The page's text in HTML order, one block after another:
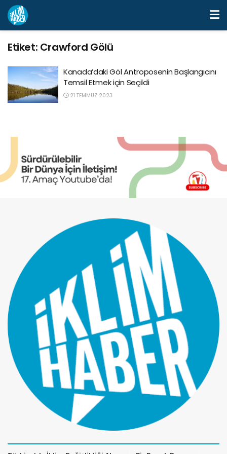
Etiket: Crawford Gölü
Kanada’daki Göl Antroposenin Başlangıcını
Temsil Etmek için Seçildi
21 TEMMUZ 2023